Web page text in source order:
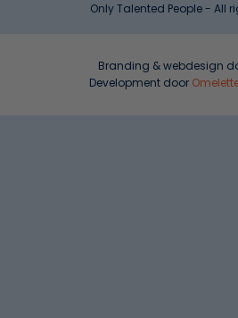
Only Talented People - All
Branding & webdesign
Development door